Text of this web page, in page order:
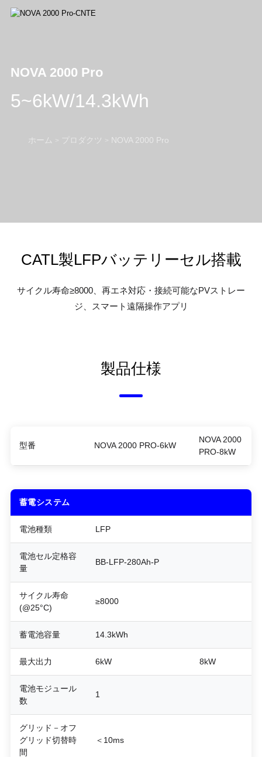
NOVA 2000 Pro
5~6kW/14.3kWh
ホーム プロダクツ NOVA 2000 Pro
CATL製LFPバッテリーセル搭載
サイクル寿命≥8000、再エネ対応・接続可能なPVストレー
ジ、スマート遠隔操作アプリ
製品仕様
型番 NOVA 2000 PRO-6kW
NOVA 2000
PRO-8kW
蓄電システム
電池種類 LFP
電池セル定格容
量
BB-LFP-280Ah-P
サイクル寿命
(@25°C)
≥8000
蓄電池容量 14.3kWh
最大出力 6kW 8kW
電池モジュール
数
1
グリッド－オフ
グリッド切替時
間
＜10ms